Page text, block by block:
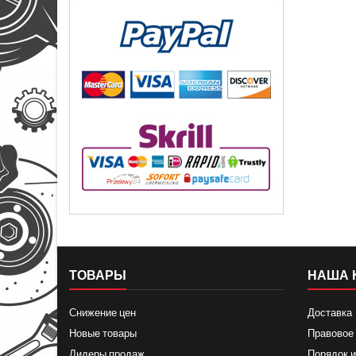
ТОВАРЫ
Снижение цен
Новые товары
НАША
Доставка